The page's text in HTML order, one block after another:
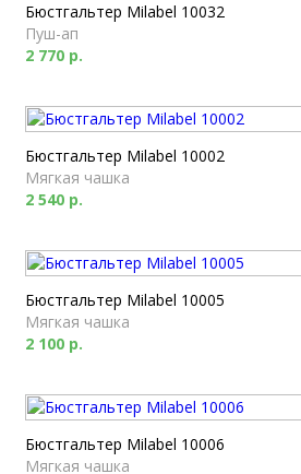
Бюстгальтер Milabel 10032
Пуш-ап
2 770 р.
Бюстгальтер Milabel 10002
Мягкая чашка
2 540 р.
Бюстгальтер Milabel 10005
Мягкая чашка
2 100 р.
Бюстгальтер Milabel 10006
Мягкая чашка